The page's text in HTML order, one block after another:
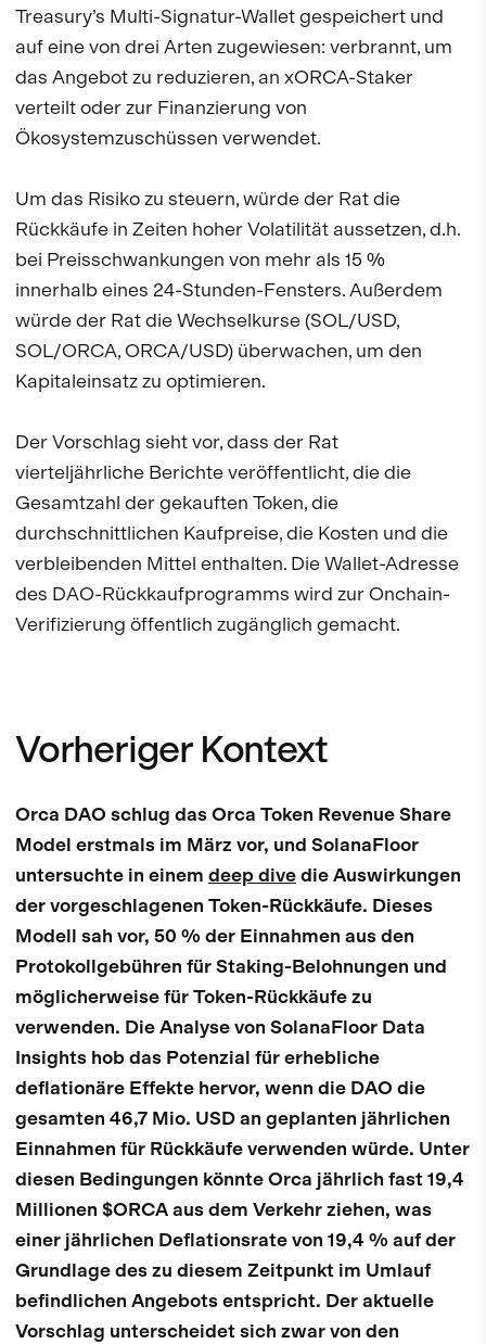
Treasury’s Multi-Signatur-Wallet gespeichert und
auf eine von drei Arten zugewiesen: verbrannt, um
das Angebot zu reduzieren, an xORCA-Staker
verteilt oder zur Finanzierung von
Ökosystemzuschüssen verwendet.
Um das Risiko zu steuern, würde der Rat die
Rückkäufe in Zeiten hoher Volatilität aussetzen, d.h.
bei Preisschwankungen von mehr als 15 %
innerhalb eines 24-Stunden-Fensters. Außerdem
würde der Rat die Wechselkurse (SOL/USD,
SOL/ORCA, ORCA/USD) überwachen, um den
Kapitaleinsatz zu optimieren.
Der Vorschlag sieht vor, dass der Rat
vierteljährliche Berichte veröffentlicht, die die
Gesamtzahl der gekauften Token, die
durchschnittlichen Kaufpreise, die Kosten und die
verbleibenden Mittel enthalten. Die Wallet-Adresse
des DAO-Rückkaufprogramms wird zur Onchain-
Verifizierung öffentlich zugänglich gemacht.
Vorheriger Kontext
Orca DAO schlug das Orca Token Revenue Share
Model erstmals im März vor, und SolanaFloor
untersuchte in einem deep divedie Auswirkungen
der vorgeschlagenen Token-Rückkäufe. Dieses
Modell sah vor, 50 % der Einnahmen aus den
Protokollgebühren für Staking-Belohnungen und
möglicherweise für Token-Rückkäufe zu
verwenden. Die Analyse von SolanaFloor Data
Insights hob das Potenzial für erhebliche
deflationäre Effekte hervor, wenn die DAO die
gesamten 46,7 Mio. USD an geplanten jährlichen
Einnahmen für Rückkäufe verwenden würde. Unter
diesen Bedingungen könnte Orca jährlich fast 19,4
Millionen $ORCA aus dem Verkehr ziehen, was
einer jährlichen Deflationsrate von 19,4 % auf der
Grundlage des zu diesem Zeitpunkt im Umlauf
befindlichen Angebots entspricht. Der aktuelle
Vorschlag unterscheidet sich zwar von den